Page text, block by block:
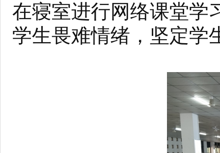
在寝室进行网络课堂学
学生畏难情绪，坚定学